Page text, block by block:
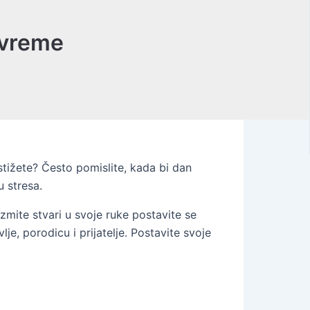
Često pomislite, kada bi dan
stresa.
stvari u svoje ruke postavite se
porodicu i prijatelje. Postavite svoje